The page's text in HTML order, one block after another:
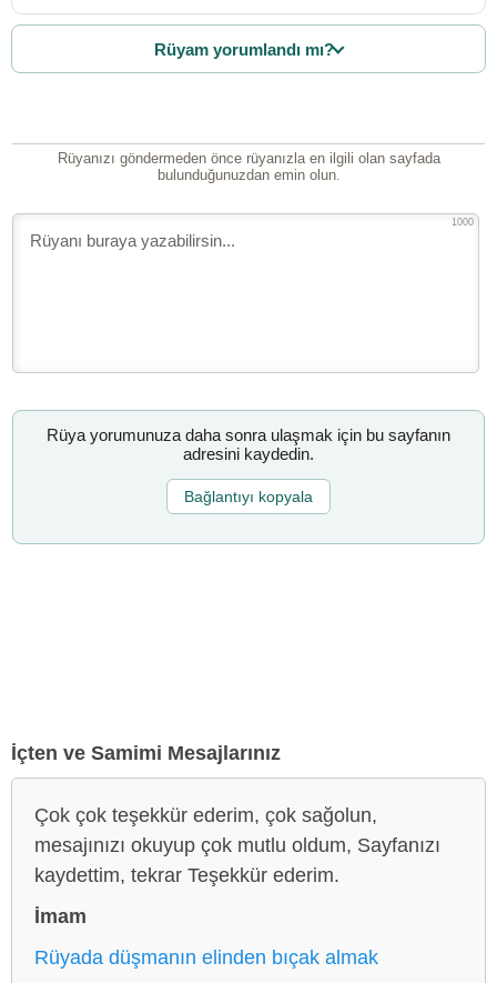
Rüyam yorumlandı mı?
Rüyanızı göndermeden önce rüyanızla en ilgili olan sayfada
bulunduğunuzdan emin olun.
1000
Rüya yorumunuza daha sonra ulaşmak için bu sayfanın
adresini kaydedin.
Bağlantıyı kopyala
İçten ve Samimi Mesajlarınız
Çok çok teşekkür ederim, çok sağolun,
mesajınızı okuyup çok mutlu oldum, Sayfanızı
kaydettim, tekrar Teşekkür ederim.
İmam
Rüyada düşmanın elinden bıçak almak